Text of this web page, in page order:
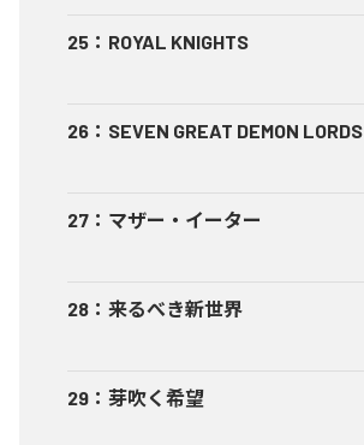
25 ： ROYAL KNIGHTS
26 ： SEVEN GREAT DEMON LORDS
27 ： マザー・イーター
28 ： 来るべき新世界
29 ： 芽吹く希望